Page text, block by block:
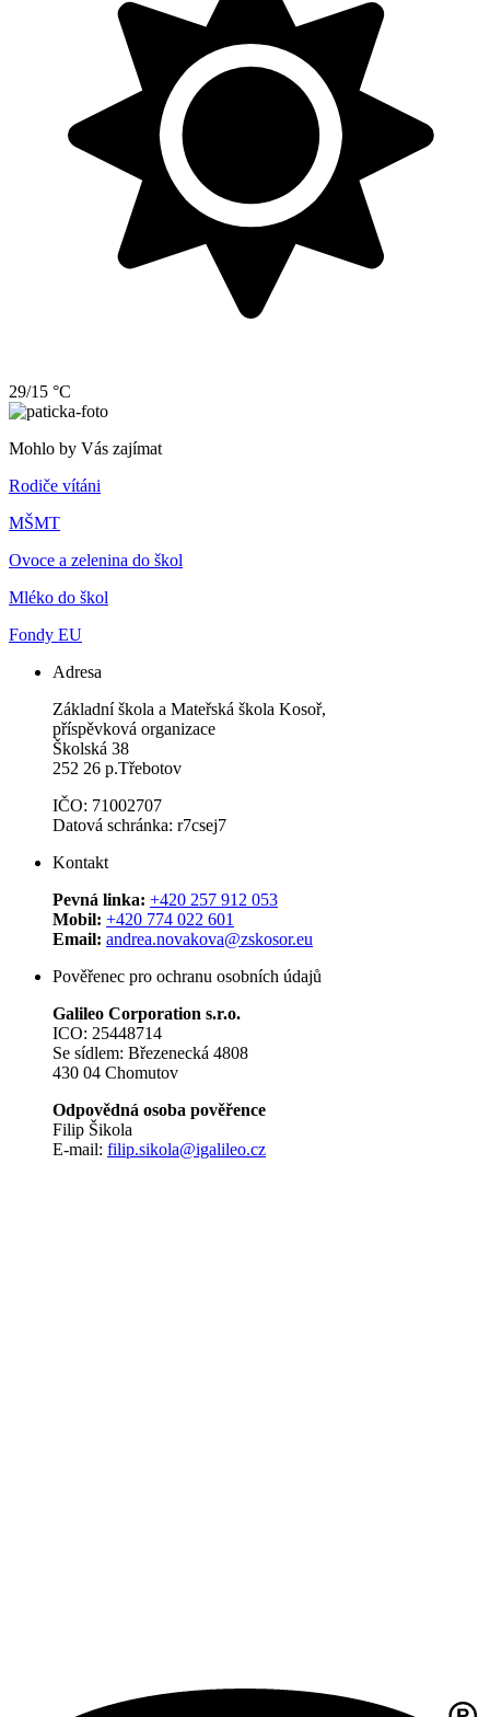
29/15 °C
Mohlo by Vás zajímat
Rodiče vítáni
MŠMT
Ovoce a zelenina do škol
Mléko do škol
Fondy EU
Adresa
Základní škola a Mateřská škola Kosoř,
příspěvková organizace
Školská 38
252 26 p.Třebotov
IČO: 71002707
Datová schránka: r7csej7
Kontakt
Pevná linka: +420 257 912 053
Mobil: +420 774 022 601
Email: andrea.novakova@zskosor.eu
Pověřenec pro ochranu osobních údajů
Galileo Corporation s.r.o.
ICO: 25448714
Se sídlem: Březenecká 4808
430 04 Chomutov
Odpovědná osoba pověřence
Filip Šikola
E-mail: filip.sikola@igalileo.cz